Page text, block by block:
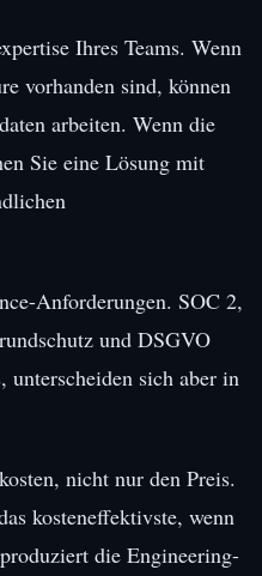
Ihres Teams. Wenn
vorhanden sind, können
arbeiten. Wenn die
Sie eine Lösung mit
Anforderungen. SOC 2,
und DSGVO
unterscheiden sich aber in
nicht nur den Preis.
kosteneffektivste, wenn
die Engineering-